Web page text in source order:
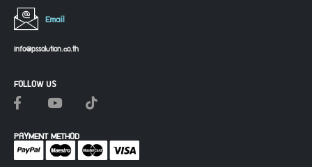
Email
info@pssolution.co.th
FOLLOW US
PAYMENT METHOD